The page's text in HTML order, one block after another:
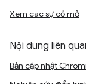
Xem các sự cố mở
Nội dung liên
Bản cập nhật